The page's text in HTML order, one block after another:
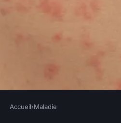
Accueil›Maladie